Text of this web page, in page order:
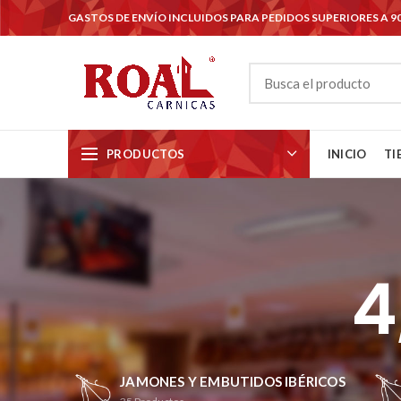
GASTOS DE ENVÍO INCLUIDOS PARA PEDIDOS SUPERIORES A
PRODUCTOS INICIO
JAMONES Y EMBUTIDOS IBÉRICOS